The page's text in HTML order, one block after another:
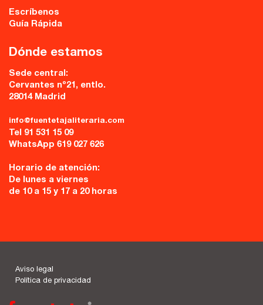
Escríbenos
Guía Rápida
Dónde estamos
Sede central:
Cervantes nº21, entlo.
28014 Madrid
info@fuentetajaliteraria.com
Tel 91 531 15 09
WhatsApp 619 027 626
Horario de atención:
De lunes a viernes
de 10 a 15 y 17 a 20 horas
Aviso legal
Política de privacidad